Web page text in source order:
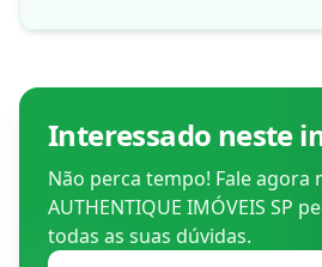
Interessado neste
Não perca tempo! Fale agora
AUTHENTIQUE IMÓVEIS SP
todas as suas dúvidas.